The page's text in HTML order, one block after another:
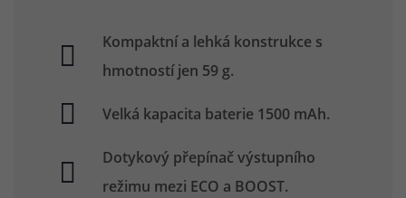
Kompaktní a lehká konstrukce s
hmotností jen 59 g.
Velká kapacita baterie 1500 mAh.
Dotykový přepínač výstupního
režimu mezi ECO a BOOST.